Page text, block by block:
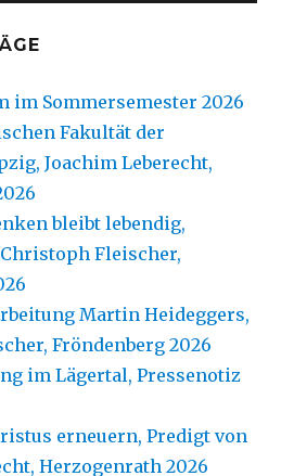
im Sommersemester 2026
Fakultät der
Joachim Leberecht,
bleibt lebendig,
Fleischer,
Martin Heideggers,
Fröndenberg 2026
im Lägertal, Pressenotiz
erneuern, Predigt von
Herzogenrath 2026